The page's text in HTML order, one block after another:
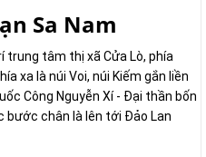
Sa Nam
trung tâm thị xã Cửa Lò, phía
xa là núi Voi, núi Kiếm gắn liền
Công Nguyễn Xí - Đại thần bốn
bước chân là lên tới Đảo Lan